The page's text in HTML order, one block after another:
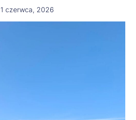
1 czerwca, 2026